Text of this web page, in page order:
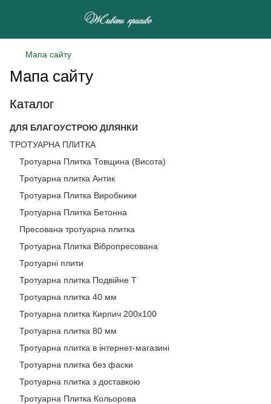
Мапа сайту
Мапа сайту
Каталог
ДЛЯ БЛАГОУСТРОЮ ДІЛЯНКИ
ТРОТУАРНА ПЛИТКА
Тротуарна Плитка Товщина (Висота)
Тротуарна плитка Антик
Тротуарна Плитка Виробники
Тротуарна Плитка Бетонна
Пресована тротуарна плитка
Тротуарна Плитка Вібропресована
Тротуарні плити
Тротуарна плитка Подвійне Т
Тротуарна плитка 40 мм
Тротуарна плитка Кирпич 200х100
Тротуарна плитка 80 мм
Тротуарна плитка в інтернет-магазині
Тротуарна плитка без фаски
Тротуарна плитка з доставкою
Тротуарна Плитка Кольорова